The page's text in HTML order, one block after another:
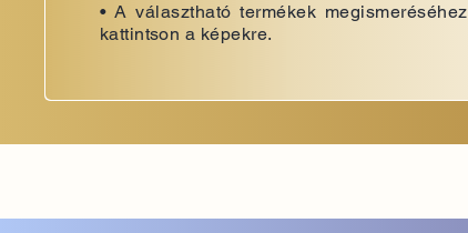
• A választható termékek megismeréséhez
kattintson a képekre.